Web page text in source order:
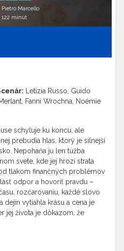
Pietro Marcello
122 minút
Letizia Russo, Guido
Fanni Wrochna, Noémie
schyľuje ku koncu, ale
prebudia hlas, ktorý je silnejší
Nepoháňa ju len túžba
svete, kde jej hrozí strata
tlakom finančných problémov
odpor a hovoriť pravdu –
rozčarovaniu, každé slovo
vytiahla krásu a cena je
jej života je dôkazom, že